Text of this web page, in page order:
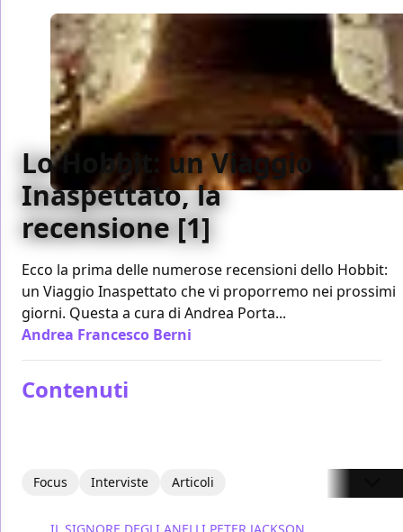
Lo Hobbit: un Viaggio
Inaspettato, la
recensione [1]
Ecco la prima delle numerose recensioni dello Hobbit:
un Viaggio Inaspettato che vi proporremo nei prossimi
giorni. Questa a cura di Andrea Porta...
Andrea Francesco Berni
Contenuti
Focus Interviste Articoli